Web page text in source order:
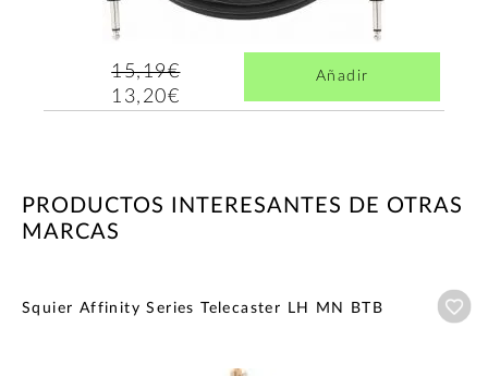
15,19€
13,20€
Añadir
PRODUCTOS INTERESANTES DE OTRAS
MARCAS
Squier Affinity Series Telecaster LH MN BTB